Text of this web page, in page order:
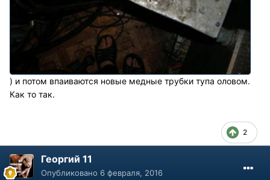
) и потом впаиваются новые медные трубки тупа оловом.
Как то так.
2
Георгий 11
Опубликовано 6 февраля, 2016